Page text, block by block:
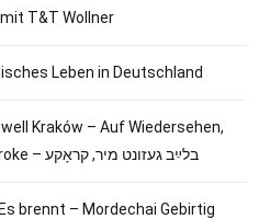
T&T Wollner
Leben in Deutschland
Kraków – Auf Wiedersehen,
Krakau – blayb gezunt mir, kroke – בלײַב געזונט מיר, קראָקע
brennt – Mordechai Gebirtig